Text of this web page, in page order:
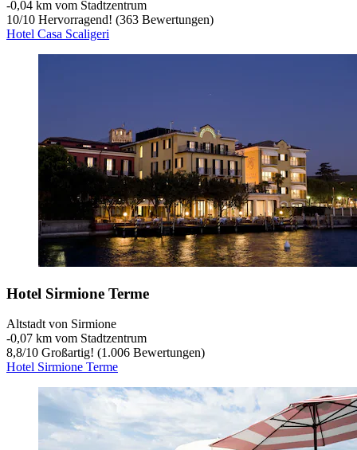
‐0,04 km vom Stadtzentrum
10/10 Hervorragend! (363 Bewertungen)
Hotel Casa Scaligeri
Hotel Sirmione Terme
Altstadt von Sirmione
‐0,07 km vom Stadtzentrum
8,8/10 Großartig! (1.006 Bewertungen)
Hotel Sirmione Terme